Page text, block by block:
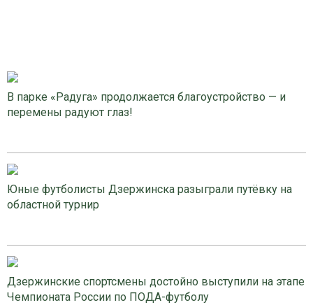
В парке «Радуга» продолжается благоустройство — и
перемены радуют глаз!
Юные футболисты Дзержинска разыграли путёвку на
областной турнир
Дзержинские спортсмены достойно выступили на этапе
Чемпионата России по ПОДА-футболу